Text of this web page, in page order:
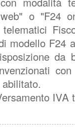
o "F24
modello F24
da
IVA